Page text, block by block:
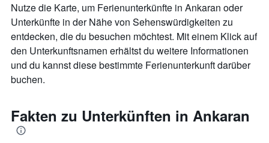
Nutze die Karte, um Ferienunterkünfte in Ankaran oder
Unterkünfte in der Nähe von Sehenswürdigkeiten zu
entdecken, die du besuchen möchtest. Mit einem Klick auf
den Unterkunftsnamen erhältst du weitere Informationen
und du kannst diese bestimmte Ferienunterkunft darüber
buchen.
Fakten zu Unterkünften in Ankaran